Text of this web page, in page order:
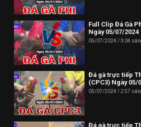
Thông tin liên hệ:
Website: https://dagatructiep.tube/
Email:info@dagatructiep.tube
Phone: (024) 62730234
Địa chỉ: HUD3 Tower, 121-123 Đ. Tô Hiệu,
Đông, Hà Nội 100000, Việt Nam
--------------------------//----------------------
✪ Đừng quên Bấn vào đăng ký
Full Clip Đá Gà
Ngày 05/07/2024
05/07/2024 3:04
Đá gà trực tiếp
(CPC3) Ngày 05/
05/07/2024 2:57
Đá gà trực tiếp